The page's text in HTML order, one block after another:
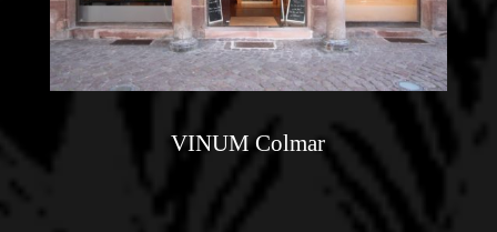
VINUM Colmar